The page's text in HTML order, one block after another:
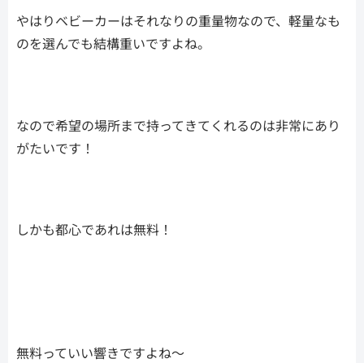
やはりベビーカーはそれなりの重量物なので、軽量なも
のを選んでも結構重いですよね。
なので希望の場所まで持ってきてくれるのは非常にあり
がたいです！
しかも都心であれは無料！
無料っていい響きですよね〜